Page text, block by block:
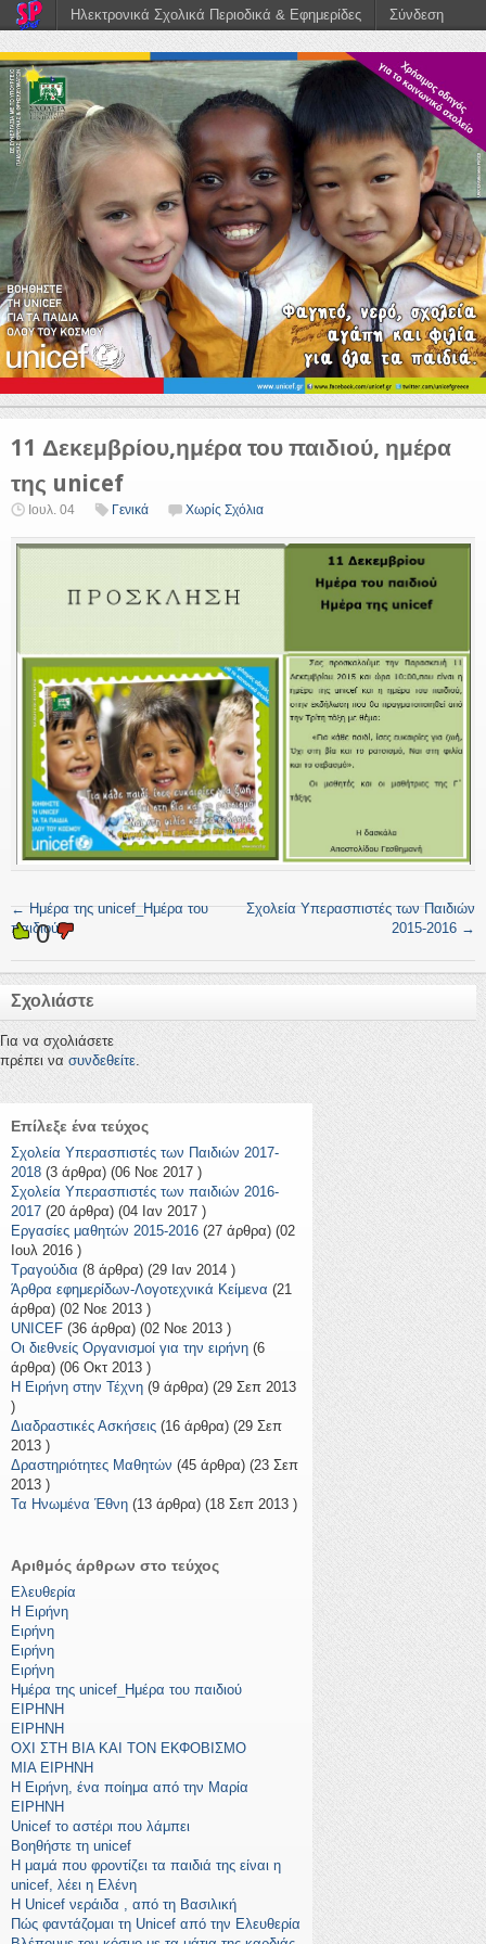
11 Δεκεμβρίου,ημέρα του παιδιού, ημέρα
της unicef
Ιουλ. 04 Γενικά Χωρίς Σχόλια
←Ημέρα της unicef_Ημέρα του
παιδιού
Σχολεία Υπερασπιστές των Παιδιών
2015-2016 →
0
Σχολιάστε
Για να σχολιάσετε
πρέπει να συνδεθείτε
Επίλεξε ένα τεύχος
Σχολεία Υπερασπιστές των Παιδιών 2017-
2018 (3 άρθρα) (06 Νοε 2017 )
Σχολεία Υπερασπιστές των παιδιών 2016-
2017 (20 άρθρα) (04 Ιαν 2017 )
Εργασίες μαθητών 2015-2016 (27 άρθρα) (02
Ιουλ 2016 )
Τραγούδια (8 άρθρα) (29 Ιαν 2014 )
Άρθρα εφημερίδων-Λογοτεχνικά Κείμενα (21
άρθρα) (02 Νοε 2013 )
UNICEF (36 άρθρα) (02 Νοε 2013 )
Οι διεθνείς Οργανισμοί για την ειρήνη (6
άρθρα) (06 Οκτ 2013 )
Η Ειρήνη στην Τέχνη (9 άρθρα) (29 Σεπ 2013
)
Διαδραστικές Ασκήσεις (16 άρθρα) (29 Σεπ
2013 )
Δραστηριότητες Μαθητών (45 άρθρα) (23 Σεπ
2013 )
Τα Ηνωμένα Έθνη (13 άρθρα) (18 Σεπ 2013 )
Αριθμός άρθρων στο τεύχος
Ελευθερία
Η Ειρήνη
Ειρήνη
Ειρήνη
Ειρήνη
Ημέρα της unicef_Ημέρα του παιδιού
ΕΙΡΗΝΗ
ΕΙΡΗΝΗ
ΟΧΙ ΣΤΗ ΒΙΑ ΚΑΙ ΤΟΝ ΕΚΦΟΒΙΣΜΟ
ΜΙΑ ΕΙΡΗΝΗ
Η Ειρήνη, ένα ποίημα από την Μαρία
ΕΙΡΗΝΗ
Unicef το αστέρι που λάμπει
Βοηθήστε τη unicef
Η μαμά που φροντίζει τα παιδιά της είναι η
unicef, λέει η Ελένη
Η Unicef νεράιδα , από τη Βασιλική
Πώς φαντάζομαι τη Unicef από την Ελευθερία
Ηλεκτρονικά Σχολικά Περιοδικά & Εφημερίδες Σύνδεση